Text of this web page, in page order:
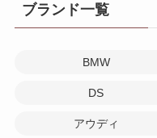
ブランド一覧
BMW
DS
アウディ